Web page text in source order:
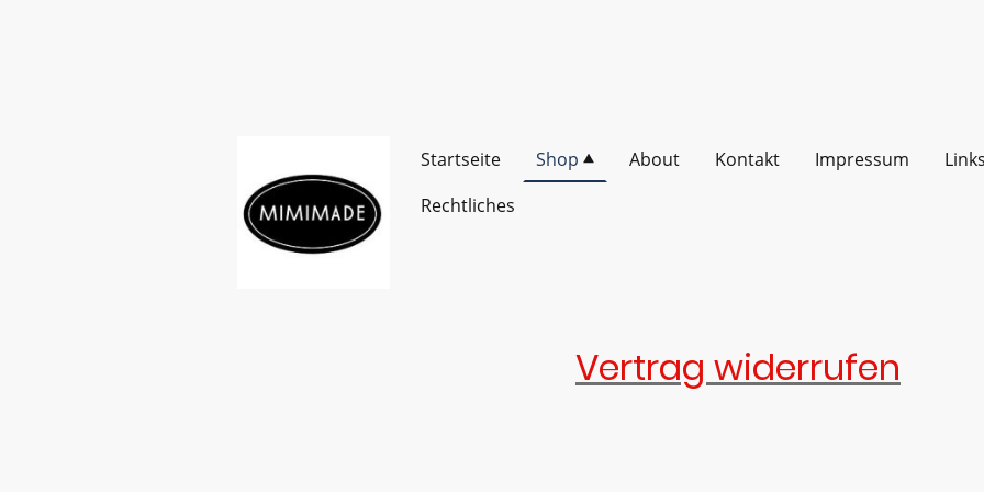
Startseite Shop About Kontakt Impressum
Rechtliches
Vertrag widerrufen